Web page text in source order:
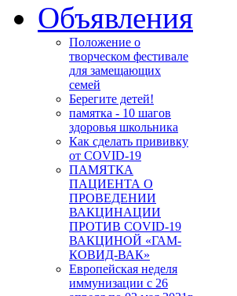
Объявления
Положение о
творческом фестивале
для замещающих
семей
Берегите детей!
памятка - 10 шагов
здоровья школьника
Как сделать прививку
от COVID-19
ПАМЯТКА
ПАЦИЕНТА О
ПРОВЕДЕНИИ
ВАКЦИНАЦИИ
ПРОТИВ COVID-19
ВАКЦИНОЙ «ГАМ-
КОВИД-ВАК»
Европейская неделя
иммунизации с 26